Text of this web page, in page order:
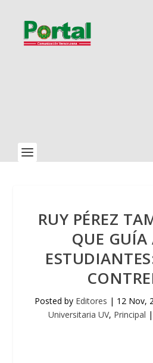
RUY PÉREZ
QUE GUÍA
Posted by Editores | 12 Nov,
Universitaria UV, Principal |